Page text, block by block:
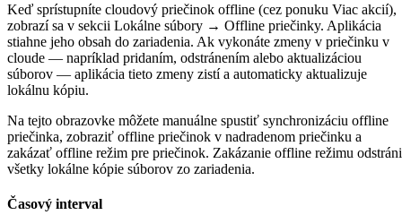
Keď sprístupníte cloudový priečinok offline (cez ponuku Viac akcií),
zobrazí sa v sekcii Lokálne súbory → Offline priečinky. Aplikácia
stiahne jeho obsah do zariadenia. Ak vykonáte zmeny v priečinku v
cloude — napríklad pridaním, odstránením alebo aktualizáciou
súborov — aplikácia tieto zmeny zistí a automaticky aktualizuje
lokálnu kópiu.
Na tejto obrazovke môžete manuálne spustiť synchronizáciu offline
priečinka, zobraziť offline priečinok v nadradenom priečinku a
zakázať offline režim pre priečinok. Zakázanie offline režimu odstráni
všetky lokálne kópie súborov zo zariadenia.
Časový interval